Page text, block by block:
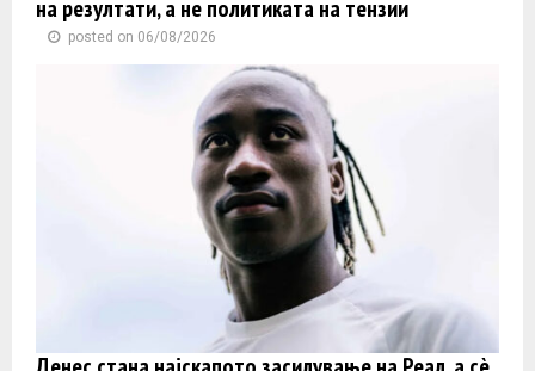
на резултати, а не политиката на тензии
posted on 06/08/2026